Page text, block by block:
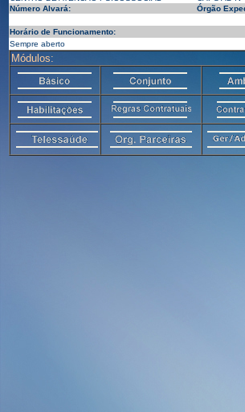
Número Alvará:
Órgão
Horário de Funcionamento:
Sempre aberto
Módulos: